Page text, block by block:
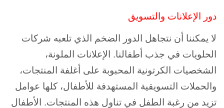
دور الإعلانات والتسويق
لا يمكننا أن نتجاهل الدور الضخم الذي تلعبه شركات
الحلويات في جذب أطفالنا. الإعلانات الملونة،
الشخصيات الكرتونية المحبوبة على أغلفة المنتجات،
والحملات التسويقية المستهدفة للأطفال، كلها عوامل
تزيد من رغبة الطفل في تناول هذه المنتجات. الأطفال